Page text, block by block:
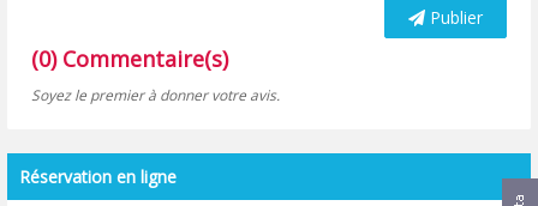
Publier
(0) Commentaire(s)
Soyez le premier à donner votre avis.
Réservation en ligne